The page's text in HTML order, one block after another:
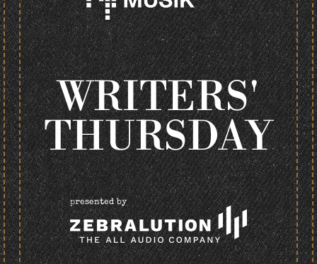
WRITERS'
THURSDAY
presented by